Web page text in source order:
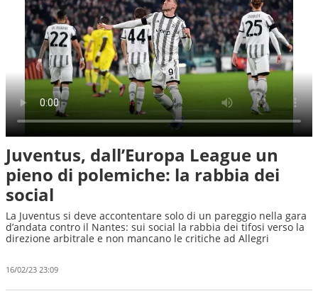
Juventus, dall’Europa League un
pieno di polemiche: la rabbia dei
social
La Juventus si deve accontentare solo di un pareggio nella gara
d’andata contro il Nantes: sui social la rabbia dei tifosi verso la
direzione arbitrale e non mancano le critiche ad Allegri
16/02/23 23:09